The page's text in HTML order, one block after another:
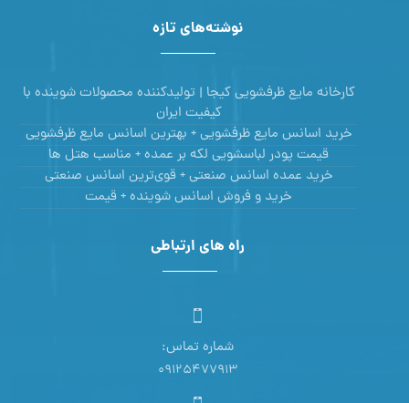
نوشته‌های تازه
کارخانه مایع ظرفشویی کیجا | تولیدکننده محصولات شوینده با
کیفیت ایران
خرید اسانس مایع ظرفشویی + بهترین اسانس مایع ظرفشویی
قیمت پودر لباسشویی لکه بر عمده + مناسب هتل ها
خرید عمده اسانس صنعتی + قوی‌ترین اسانس‌ صنعتی
خرید و فروش اسانس شوینده + قیمت
راه های ارتباطی
شماره تماس:
09125477913